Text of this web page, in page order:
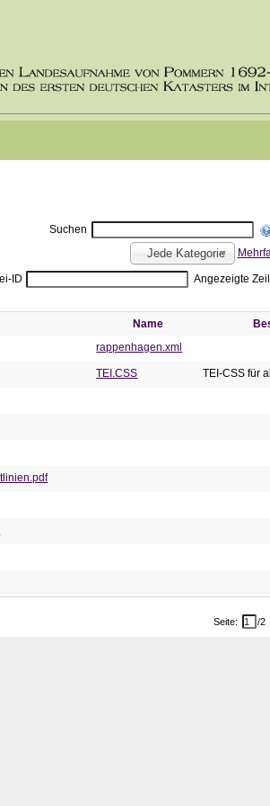
Suchen
Jede Kategorie
ID Angezeigte
Name
rappenhagen.xml
TEI.CSS TEI-CSS für
Seite: /2